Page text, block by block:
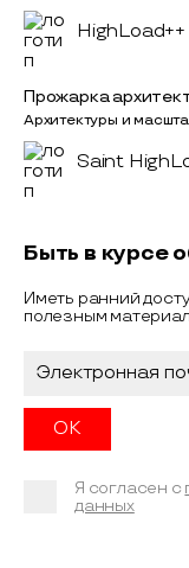
Прожарка
Архитектуры и
Saint
Быть в курсе
Иметь ранний
полезным
Я согласен с
данных